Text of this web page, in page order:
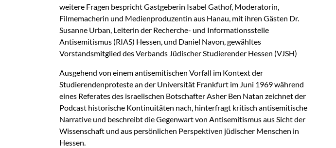
weitere Fragen bespricht Gastgeberin Isabel Gathof, Moderatorin,
Filmemacherin und Medienproduzentin aus Hanau, mit ihren Gästen Dr.
Susanne Urban, Leiterin der Recherche- und Informationsstelle
Antisemitismus (RIAS) Hessen, und Daniel Navon, gewähltes
Vorstandsmitglied des Verbands Jüdischer Studierender Hessen (VJSH)
Ausgehend von einem antisemitischen Vorfall im Kontext der
Studierendenproteste an der Universität Frankfurt im Juni 1969 während
eines Referates des israelischen Botschafter Asher Ben Natan zeichnet der
Podcast historische Kontinuitäten nach, hinterfragt kritisch antisemitische
Narrative und beschreibt die Gegenwart von Antisemitismus aus Sicht der
Wissenschaft und aus persönlichen Perspektiven jüdischer Menschen in
Hessen.